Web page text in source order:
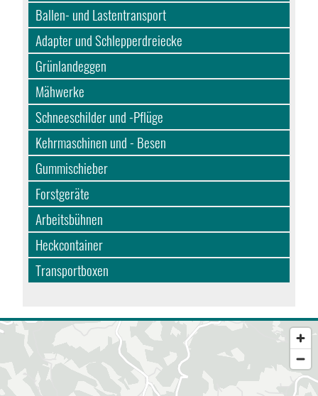
Ballen- und Lastentransport
Adapter und Schlepperdreiecke
Grünlandeggen
Mähwerke
Schneeschilder und -Pflüge
Kehrmaschinen und - Besen
Gummischieber
Forstgeräte
Arbeitsbühnen
Heckcontainer
Transportboxen